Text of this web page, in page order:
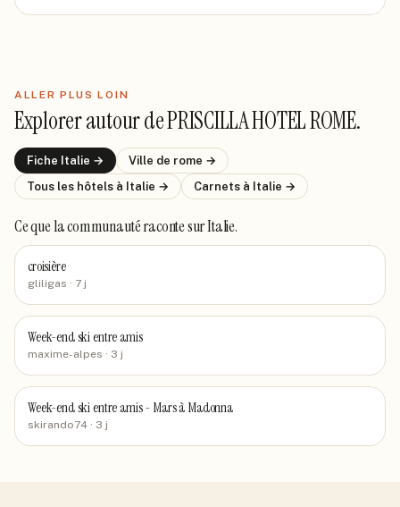
ALLER PLUS LOIN
Explorer autour dePRISCILLA HOTEL ROME.
Fiche Italie → Ville de rome →
Tous les hôtels à Italie → Carnets à Italie →
Ce que la communauté racontesur Italie.
croisière
gliligas · 7 j
Week-end ski entre amis
maxime-alpes · 3 j
Week-end ski entre amis - Mars à Madonna
skirando74 · 3 j